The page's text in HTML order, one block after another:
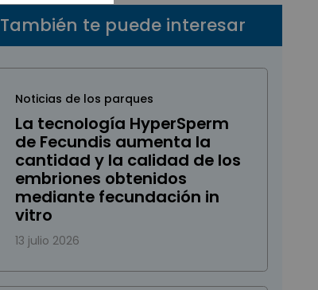
También te puede interesar
Noticias de los parques
La tecnología HyperSperm
de Fecundis aumenta la
cantidad y la calidad de los
embriones obtenidos
mediante fecundación in
vitro
13 julio 2026